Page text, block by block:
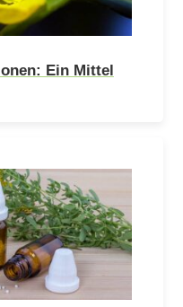
Ein Mittel